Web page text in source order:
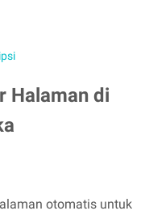
Halaman di
otomatis untuk